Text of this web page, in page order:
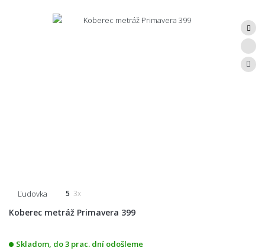
Ľudovka 5 3x
Koberec metráž Primavera 399
Skladom, do 3 prac. dní odošleme